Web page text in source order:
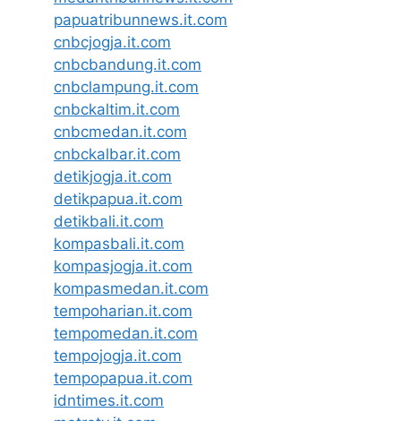
papuatribunnews.it.com
cnbcjogja.it.com
cnbcbandung.it.com
cnbclampung.it.com
cnbckaltim.it.com
cnbcmedan.it.com
cnbckalbar.it.com
detikjogja.it.com
detikpapua.it.com
detikbali.it.com
kompasbali.it.com
kompasjogja.it.com
kompasmedan.it.com
tempoharian.it.com
tempomedan.it.com
tempojogja.it.com
tempopapua.it.com
idntimes.it.com